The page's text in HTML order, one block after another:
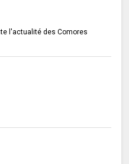
l'actualité des Comores